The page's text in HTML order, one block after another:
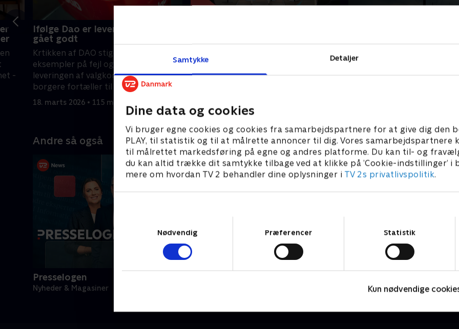
Samtykke Detaljer
Dine data og cookies
Vi bruger egne cookies og cookies fra samarbejdspartnere for at give dig den
PLAY, til statistik og til at målrette annoncer til dig. Vores samarbejdspartnere
til målrettet markedsføring på egne og andres platforme. Du kan til- og
du kan altid trække dit samtykke tilbage ved at klikke på ’Cookie-indstillinger’ i
mere om hvordan TV 2 behandler dine oplysninger i TV 2s privatlivspolitik.
Nødvendig
Præferencer Statistik
Kun nødvendige
-
Ifølge Dao er levering af valgkort
gået godt
Krtikken af DAO stiger efter flere nye
eksempler på fejl og mangler i
leveringen af valgkort. En lang række
borgere fortæller til TV 2 om
forkerte eller manglende valgkort.
18. marts 2026 • 115 min
Debat i Brande med politikere og
politiske kommentatorer.
Over 400 energiprojekter er
pause i mindst tre måneder.
Andre så også
Presselogen
Nyheder & Magasiner